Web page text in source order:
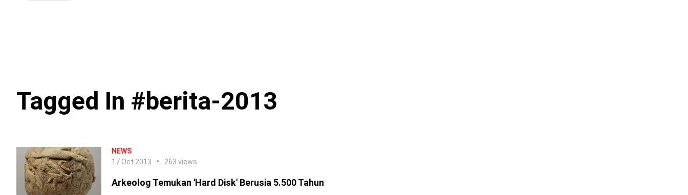
Tagged In #berita-2013
NEWS
17 Oct 2013
263 views
Arkeolog Temukan 'Hard Disk' Berusia 5.500 Tahun